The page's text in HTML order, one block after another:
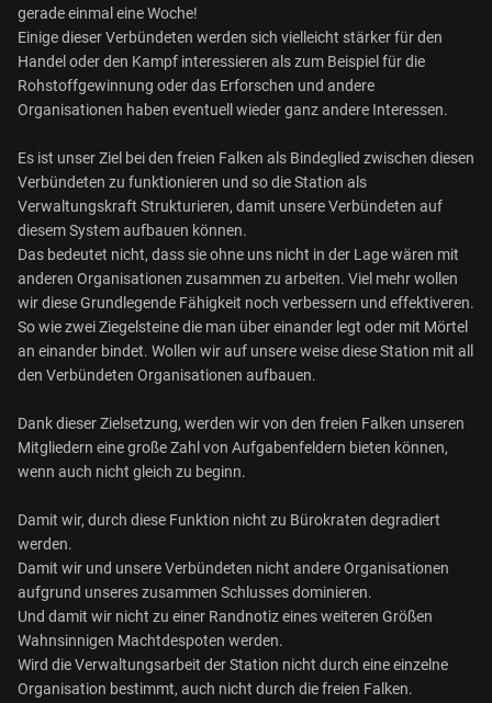
gerade einmal eine Woche!
Einige dieser Verbündeten werden sich vielleicht stärker für den
Handel oder den Kampf interessieren als zum Beispiel für die
Rohstoffgewinnung oder das Erforschen und andere
Organisationen haben eventuell wieder ganz andere Interessen.
Es ist unser Ziel bei den freien Falken als Bindeglied zwischen diesen
Verbündeten zu funktionieren und so die Station als
Verwaltungskraft Strukturieren, damit unsere Verbündeten auf
diesem System aufbauen können.
Das bedeutet nicht, dass sie ohne uns nicht in der Lage wären mit
anderen Organisationen zusammen zu arbeiten. Viel mehr wollen
wir diese Grundlegende Fähigkeit noch verbessern und effektiveren.
So wie zwei Ziegelsteine die man über einander legt oder mit Mörtel
an einander bindet. Wollen wir auf unsere weise diese Station mit all
den Verbündeten Organisationen aufbauen.
Dank dieser Zielsetzung, werden wir von den freien Falken unseren
Mitgliedern eine große Zahl von Aufgabenfeldern bieten können,
wenn auch nicht gleich zu beginn.
Damit wir, durch diese Funktion nicht zu Bürokraten degradiert
werden.
Damit wir und unsere Verbündeten nicht andere Organisationen
aufgrund unseres zusammen Schlusses dominieren.
Und damit wir nicht zu einer Randnotiz eines weiteren Größen
Wahnsinnigen Machtdespoten werden.
Wird die Verwaltungsarbeit der Station nicht durch eine einzelne
Organisation bestimmt, auch nicht durch die freien Falken.